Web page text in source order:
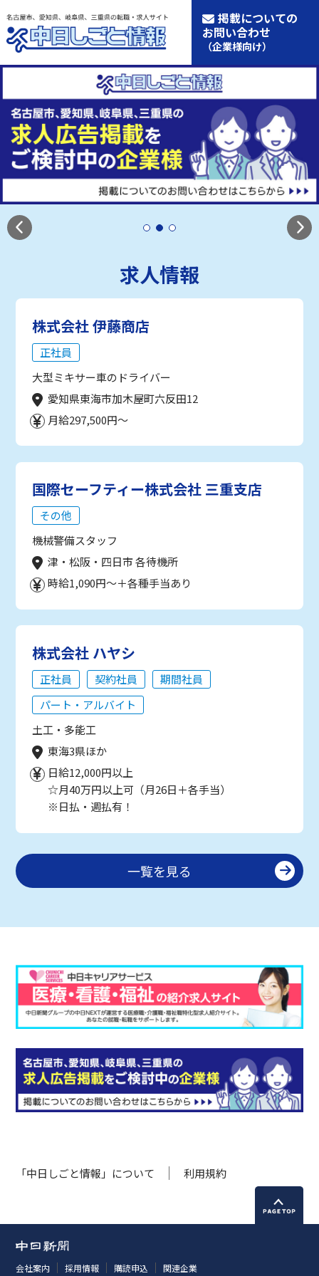
掲載についての
お問い合わせ
（企業様向け）
求人情報
株式会社 伊藤商店
正社員
大型ミキサー車のドライバー
愛知県東海市加木屋町六反田12
月給297,500円～
国際セーフティー株式会社 三重支店
その他
機械警備スタッフ
津・松阪・四日市 各待機所
時給1,090円～＋各種手当あり
株式会社 ハヤシ
正社員 契約社員
期間社員
パート・アルバイト
土工・多能工
東海3県ほか
日給12,000円以上
☆月40万円以上可（月26日＋各手当）
※日払・週払有！
一覧を見る
「中日しごと情報」について 利用規約
会社案内 採用情報 購読申込 関連企業